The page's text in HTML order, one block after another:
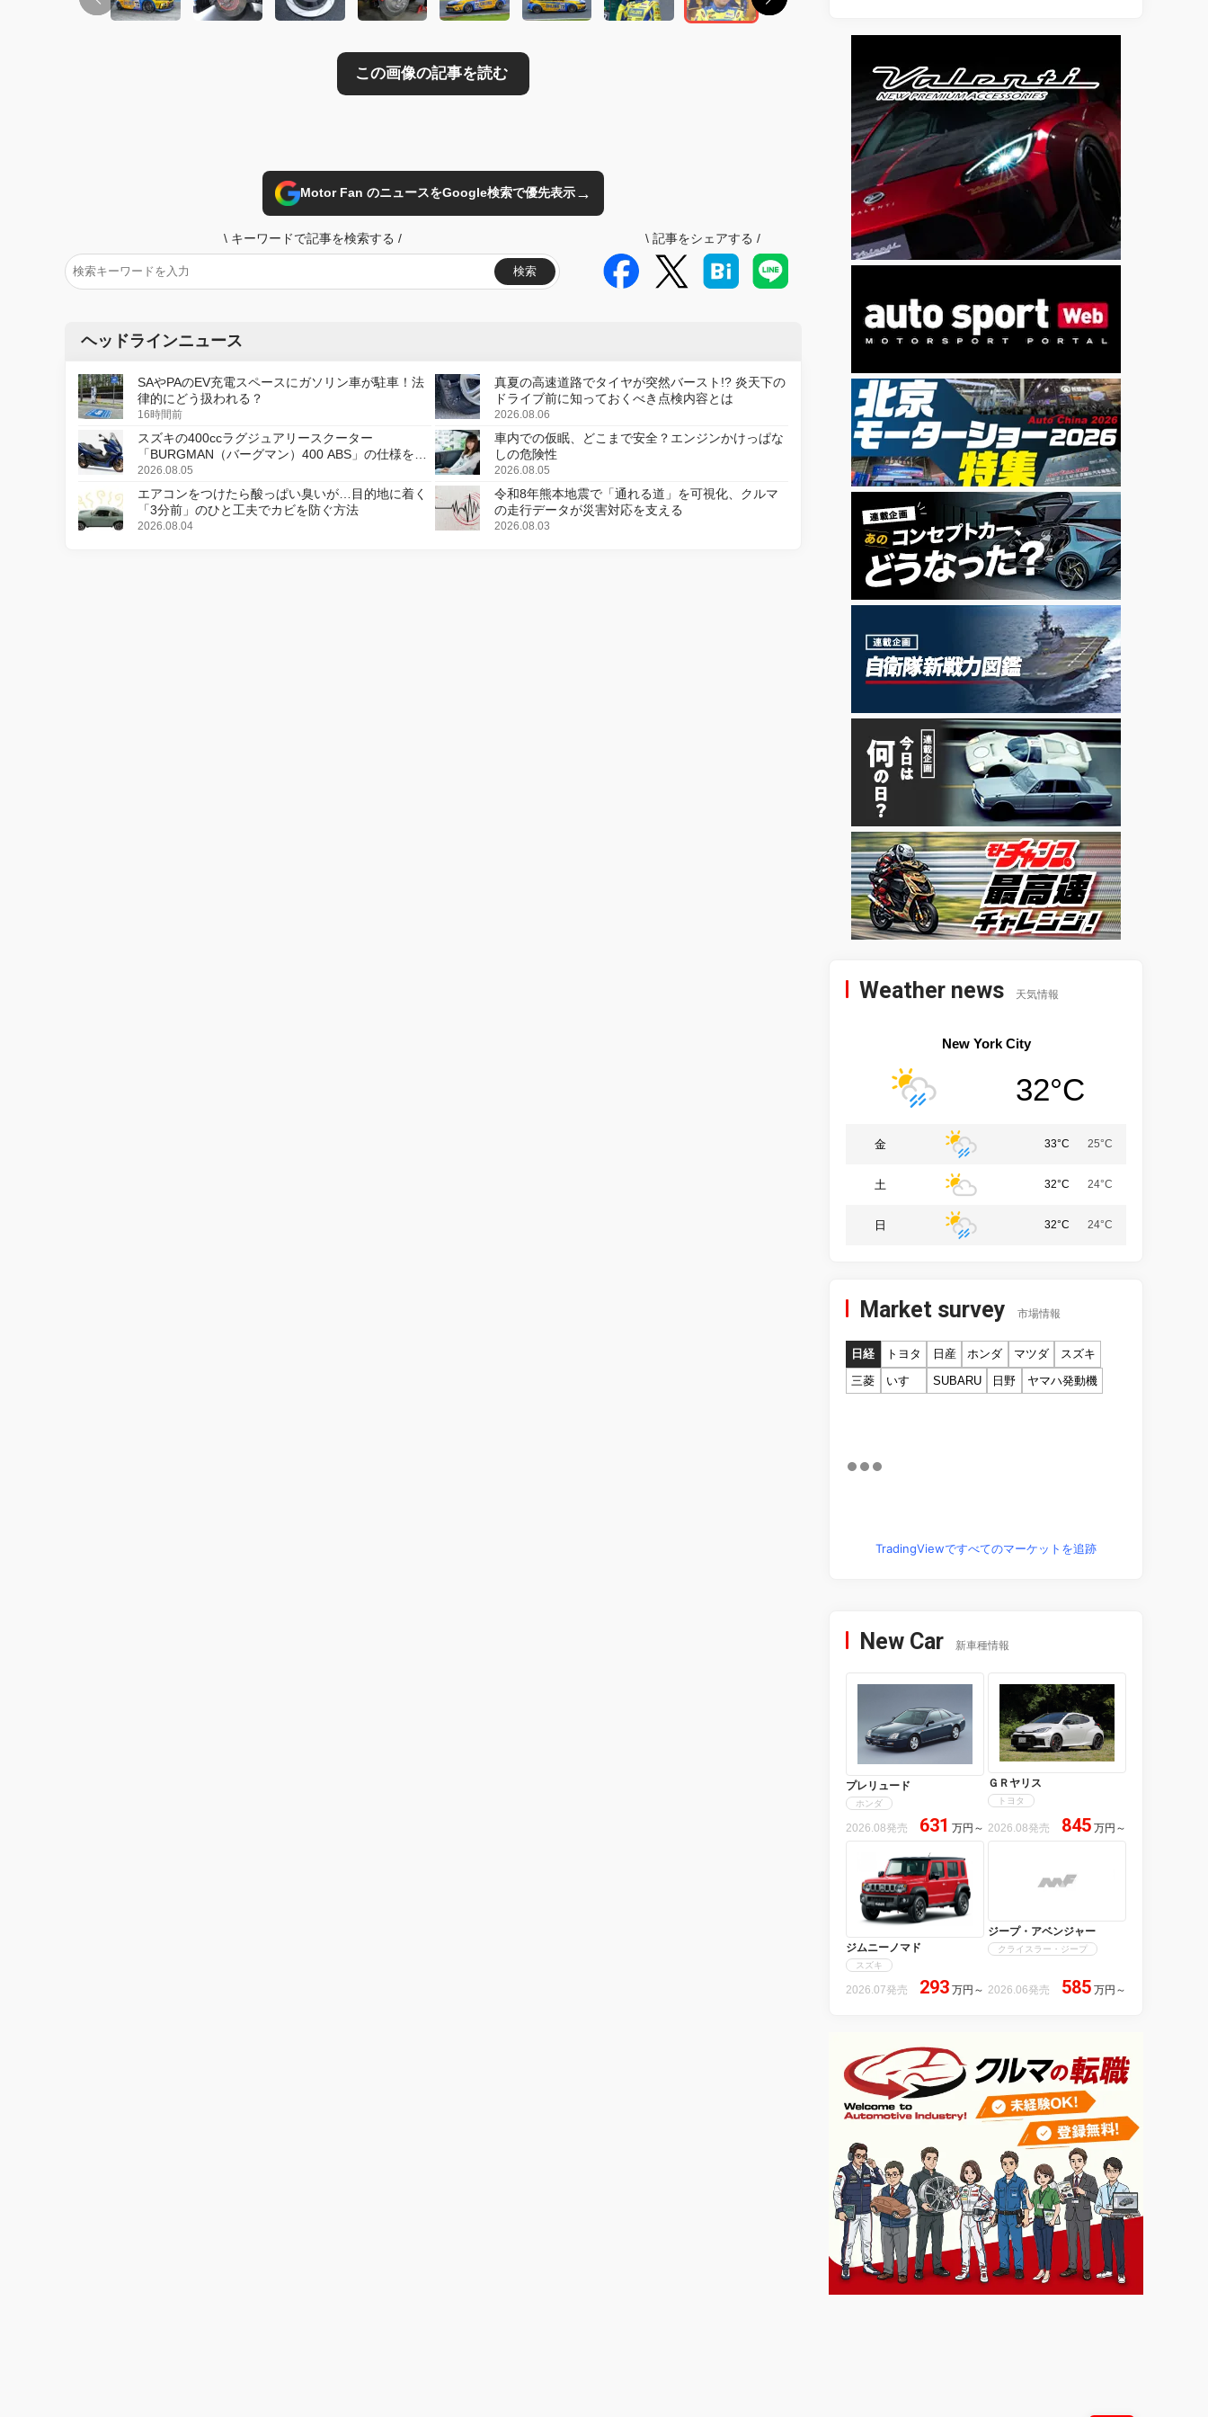
Motor Fan のニュースをGoogle検索で優先表示→
\ キーワードで記事を検索する /
検索
\ 記事をシェアする /
ヘッドラインニュース
SAやPAのEV充電スペースにガソリン車が駐車！法
律的にどう扱われる？
16時間前
真夏の高速道路でタイヤが突然バースト!? 炎天下の
ドライブ前に知っておくべき点検内容とは
2026.08.06
スズキの400ccラグジュアリースクーター
「BURGMAN（バーグマン）400 ABS」の仕様を変
更し、8月18日に発売
2026.08.05
車内での仮眠、どこまで安全？エンジンかけっぱな
しの危険性
2026.08.05
エアコンをつけたら酸っぱい臭いが…目的地に着く
「3分前」のひと工夫でカビを防ぐ方法
2026.08.04
令和8年熊本地震で「通れる道」を可視化、クルマ
の走行データが災害対応を支える
2026.08.03
Weather news 天気情報
New York City
32°C
金 33°C 25°C
土 32°C 24°C
日 32°C 24°C
Market survey 市場情報
日経 トヨタ 日産 ホンダ マツダ
スズキ
三菱
いすゞ SUBARU 日野 ヤマハ発動機
TradingViewですべてのマーケットを追跡
New Car 新車種情報
プレリュード
ホンダ
2026.08発売 631 万円 ～
ＧＲヤリス
トヨタ
2026.08発売 845 万円 ～
ジムニーノマド
スズキ
2026.07発売 293 万円 ～
ジープ・アベンジャー
クライスラー・ジープ
2026.06発売 585 万円 ～